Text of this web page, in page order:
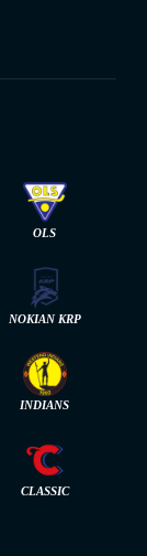
OLS
NOKIAN KRP
INDIANS
CLASSIC